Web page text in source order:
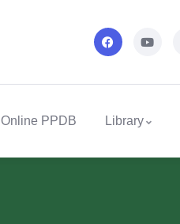
Online PPDB Library